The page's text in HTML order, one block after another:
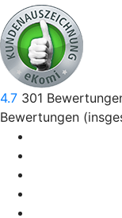
4.7 301
Bewertungen